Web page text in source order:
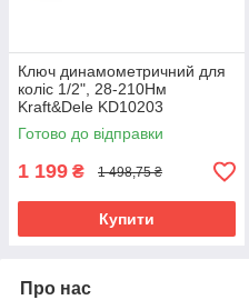
Ключ динамометричний для
коліс 1/2", 28-210Нм
Kraft&Dele KD10203
динамометричний ключ із
тріскачкою
Готово до відправки
1 199 ₴ 1 498,75 ₴
Купити
Про нас